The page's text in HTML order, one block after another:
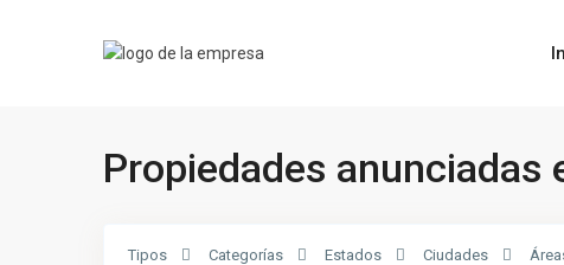
Propiedades anunciadas
Tipos Categorías Estados Ciudades